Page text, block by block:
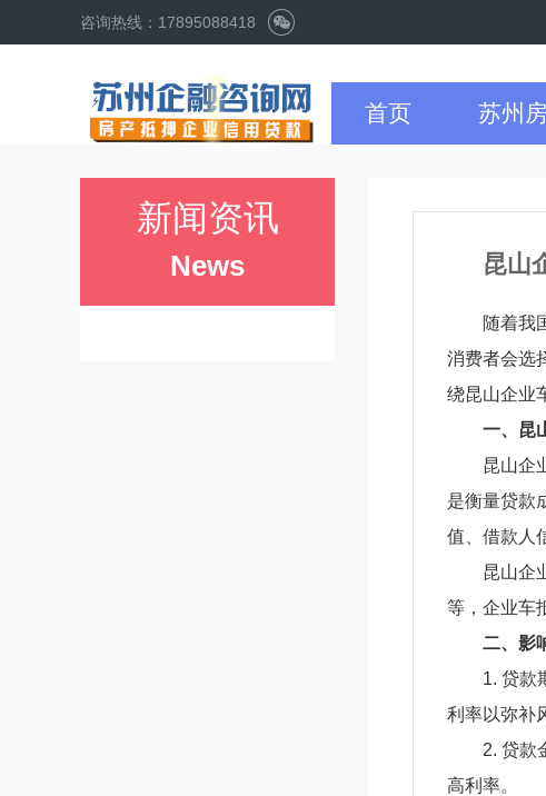
咨询热线：17895088418
首页 苏州
新闻资讯
News 昆山
随着我
消费者会选
绕昆山企业
一、昆
昆山企
是衡量贷款
值、借款人
昆山企
等，企业车
二、影
1. 贷款
利率以弥补
2. 贷款
高利率。